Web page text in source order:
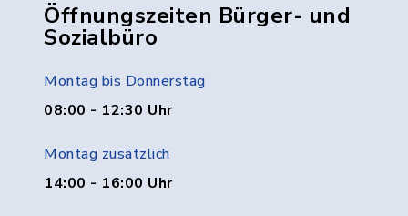
Öffnungszeiten Bürger- und
Sozialbüro
Montag bis Donnerstag
08:00 - 12:30 Uhr
Montag zusätzlich
14:00 - 16:00 Uhr